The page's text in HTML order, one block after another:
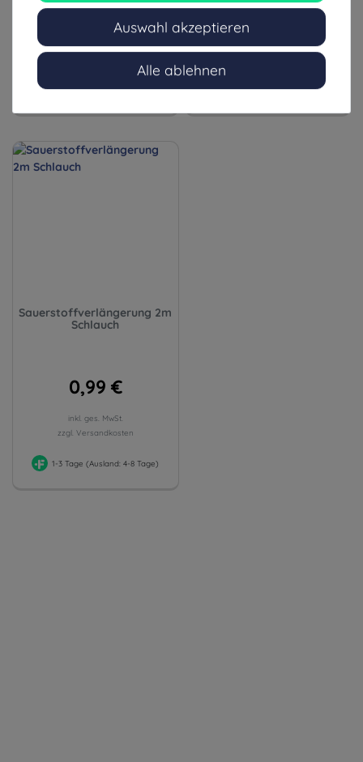
0,99 €
1-3 Tage (Ausland: 4-8 Tage)
1,59 €
1-3 Tage (Ausland: 4-8 Tage)
Sauerstoffverlängerung 2m
Schlauch
0,99 €
inkl. ges. MwSt.
zzgl. Versandkosten
1-3 Tage (Ausland: 4-8 Tage)
Auswahl akzeptieren
Alle ablehnen